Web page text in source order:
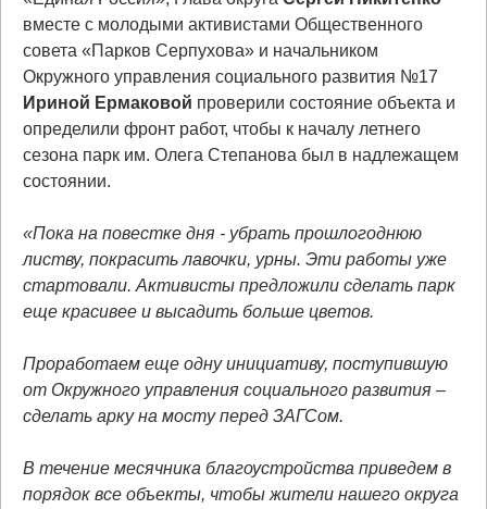
вместе с молодыми активистами Общественного
совета «Парков Серпухова» и начальником
Окружного управления социального развития №17
Ириной Ермаковой проверили состояние объекта и
определили фронт работ, чтобы к началу летнего
сезона парк им. Олега Степанова был в надлежащем
состоянии.
«Пока на повестке дня - убрать прошлогоднюю
листву, покрасить лавочки, урны. Эти работы уже
стартовали. Активисты предложили сделать парк
еще красивее и высадить больше цветов.
Проработаем еще одну инициативу, поступившую
от Окружного управления социального развития –
сделать арку на мосту перед ЗАГСом.
В течение месячника благоустройства приведем в
порядок все объекты, чтобы жители нашего округа